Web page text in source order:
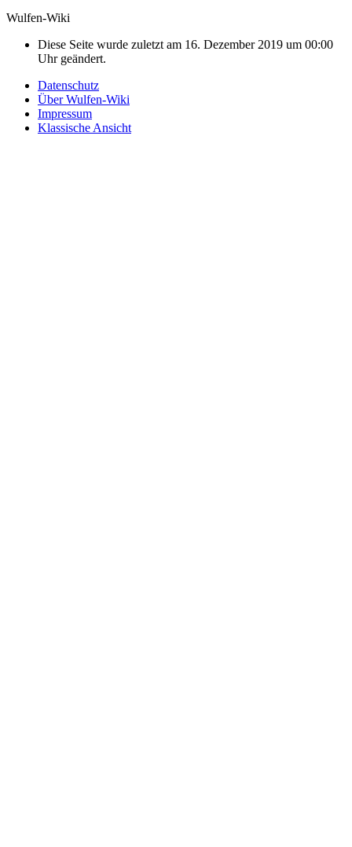
Wulfen-Wiki
Diese Seite wurde zuletzt am 16. Dezember 2019 um 00:00
Uhr geändert.
Datenschutz
Über Wulfen-Wiki
Impressum
Klassische Ansicht